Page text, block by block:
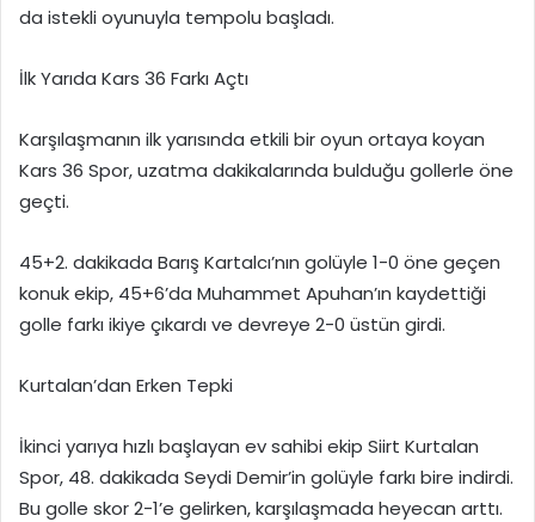
da istekli oyunuyla tempolu başladı.
İlk Yarıda Kars 36 Farkı Açtı
Karşılaşmanın ilk yarısında etkili bir oyun ortaya koyan
Kars 36 Spor, uzatma dakikalarında bulduğu gollerle öne
geçti.
45+2. dakikada Barış Kartalcı’nın golüyle 1-0 öne geçen
konuk ekip, 45+6’da Muhammet Apuhan’ın kaydettiği
golle farkı ikiye çıkardı ve devreye 2-0 üstün girdi.
Kurtalan’dan Erken Tepki
İkinci yarıya hızlı başlayan ev sahibi ekip Siirt Kurtalan
Spor, 48. dakikada Seydi Demir’in golüyle farkı bire indirdi.
Bu golle skor 2-1’e gelirken, karşılaşmada heyecan arttı.